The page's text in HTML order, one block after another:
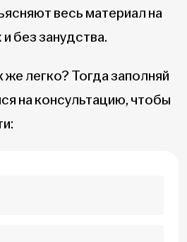
весь материал на
без занудства.
легко? Тогда заполняй
на консультацию, чтобы